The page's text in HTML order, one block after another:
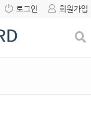
로그인 회원가입